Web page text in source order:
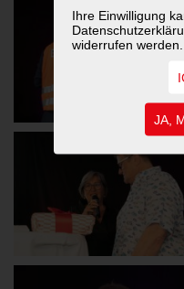
Ihre Einwilligung
widerrufen werden.
JA,